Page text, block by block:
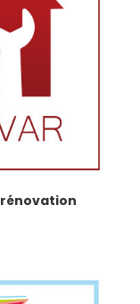
rénovation